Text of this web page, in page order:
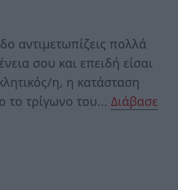
αντιμετωπίζεις πολλά
σου και επειδή είσαι
η, η κατάσταση
το τρίγωνο του... Διάβασε